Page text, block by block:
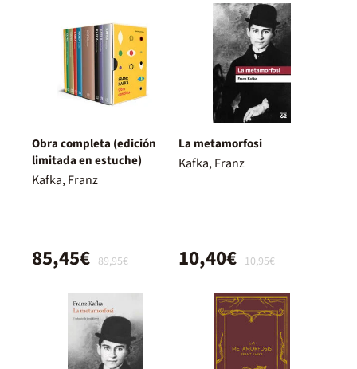
Obra completa (edición
limitada en estuche)
Kafka, Franz
89,95€
85,45€
La metamorfosi
Kafka, Franz
10,95€
10,40€